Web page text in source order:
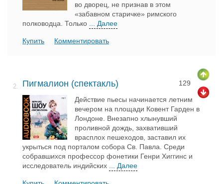
во дворец, не признав в этом
«забавном старичке» римского
полководца. Только
... Далее
Купить Комментировать
2. Пигмалион (спектакль) 129
Действие пьесы начинается летним
вечером на площади Ковент Гарден в
Лондоне. Внезапно хлынувший
проливной дождь, захвативший
врасплох пешеходов, заставил их
укрыться под порталом собора Св. Павла. Среди
собравшихся профессор фонетики Генри Хиггинс и
исследователь индийских
... Далее